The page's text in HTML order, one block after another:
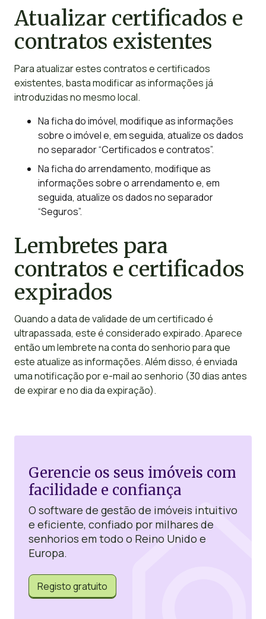
Atualizar certificados e
contratos existentes
Para atualizar estes contratos e certificados
existentes, basta modificar as informações já
introduzidas no mesmo local.
Na ficha do imóvel, modifique as informações
sobre o imóvel e, em seguida, atualize os dados
no separador “Certificados e contratos”.
Na ficha do arrendamento, modifique as
informações sobre o arrendamento e, em
seguida, atualize os dados no separador
“Seguros”.
Lembretes para
contratos e certificados
expirados
Quando a data de validade de um certificado é
ultrapassada, este é considerado expirado. Aparece
então um lembrete na conta do senhorio para que
este atualize as informações. Além disso, é enviada
uma notificação por e-mail ao senhorio (30 dias antes
de expirar e no dia da expiração).
Gerencie os seus imóveis com
facilidade e confiança
O software de gestão de imóveis intuitivo
e eficiente, confiado por milhares de
senhorios em todo o Reino Unido e
Europa.
Registo gratuito